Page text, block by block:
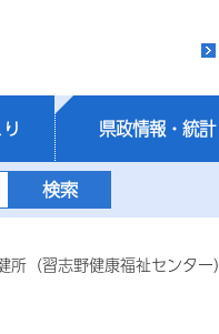
県政情報・統計
（習志野健康福祉センター）